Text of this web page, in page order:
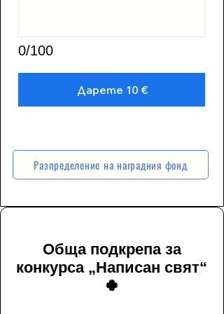
0/100
Дарете 10 €
Разпределение на наградния фонд
Обща подкрепа за
конкурса „Написан свят“
🍀